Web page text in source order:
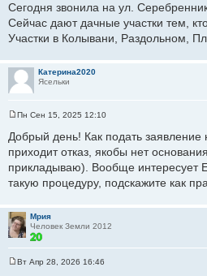
о
б
е
и
е
Сегодня звонила на ул.
Сейчас дают дачные участки тем,
Участки в Колывани, Раздольном,
Катерина2020
Ясельки
о
б
е
н
Пн Сен 15, 2025 12:10
Добрый день! Как подать заявление
приходит отказ, якобы нет
прикладываю). Вообще интересует
такую процедуру, подскажите как
Мрия
Человек Земли 2012
Вт Апр 28, 2026 16:46